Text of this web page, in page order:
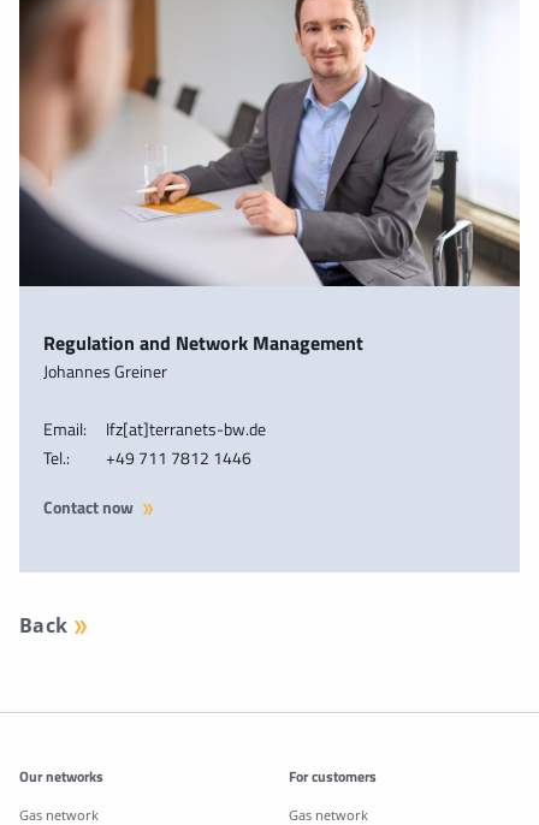
Regulation and Network Management
Johannes Greiner
Email:
lfz[at]terranets-bw.de
Tel.:
+49 711 7812 1446
Contact now
Back
Additonal information
Our networks
Gas network
For customers
Gas network